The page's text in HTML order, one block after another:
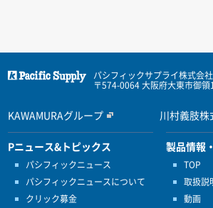
パシフィックサプライ株式会
〒574-0064 大阪府大東市御領
KAWAMURAグループ 川村義肢株
Pニュース&トピックス
パシフィックニュース
パシフィックニュースについて
クリック募金
製品情報
TOP
取扱説
動画